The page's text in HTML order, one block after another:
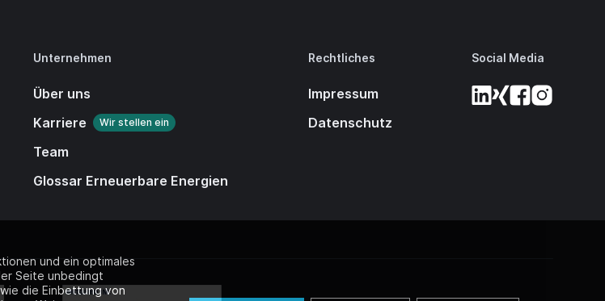
Unternehmen
Über uns
Karriere
Wir stellen ein
Team
Glossar Erneuerbare Energien
Rechtliches
Impressum
Datenschutz
Social Media
und ein optimales
Seite unbedingt
die Einbettung von